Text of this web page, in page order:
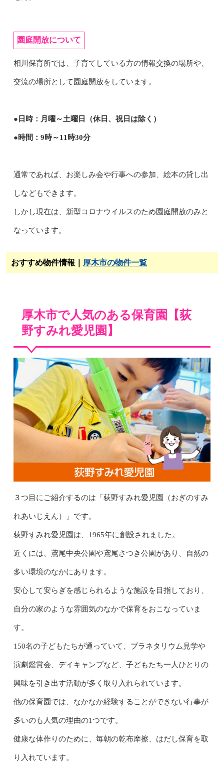
園庭開放について
相川保育所では、子育てしている方の情報交換の場所や、
交流の場所として園庭開放をしています。
●日時：月曜～土曜日（休日、祝日は除く）
●時間：9時～11時30分
通常であれば、お楽しみ会や行事への参加、絵本の貸し出
しなどもできます。
しかし現在は、新型コロナウイルスのため園庭開放のみと
なっています。
おすすめ物件情報｜ 厚木市の物件一覧
厚木市で人気のある保育園【荻
野すみれ愛児園】
３つ目にご紹介するのは「荻野すみれ愛児園（おぎのすみ
れあいじえん）」です。
荻野すみれ愛児園は、1965年に創設されました。
近くには、鳶尾中央公園や鳶尾さつき公園があり、自然の
多い環境のなかにあります。
安心して安らぎを感じられるような施設を目指しており、
自分の家のような雰囲気のなかで保育をおこなっていま
す。
150名の子どもたちが通っていて、プラネタリウム見学や
演劇鑑賞会、デイキャンプなど、子どもたち一人ひとりの
興味を引き出す活動が多く取り入れられています。
他の保育園では、なかなか経験することができない行事が
多いのも人気の理由の1つです。
健康な体作りのために、毎朝の乾布摩擦、はだし保育を取
り入れています。